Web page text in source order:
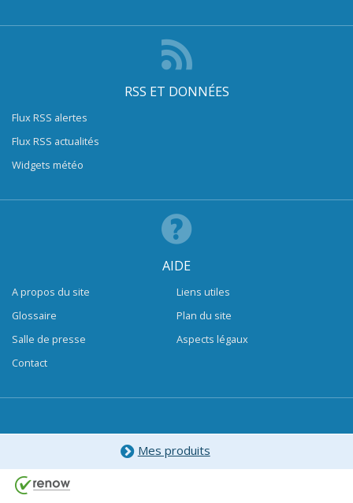
RSS ET DONNÉES
Flux RSS alertes
Flux RSS actualités
Widgets météo
AIDE
A propos du site
Glossaire
Salle de presse
Contact
Liens utiles
Plan du site
Aspects légaux
Mes produits